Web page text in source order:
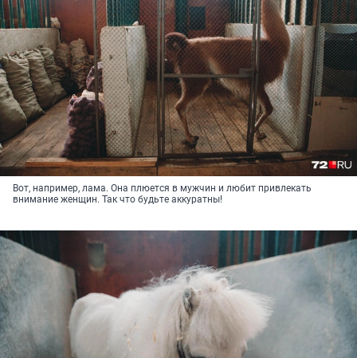
Вот, например, лама. Она плюется в мужчин и любит привлекать
внимание женщин. Так что будьте аккуратны!